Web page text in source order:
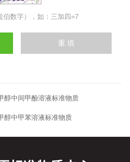
伯数字），如：三加四=7
醇中间甲酚溶液标准物质
醇中甲苯溶液标准物质